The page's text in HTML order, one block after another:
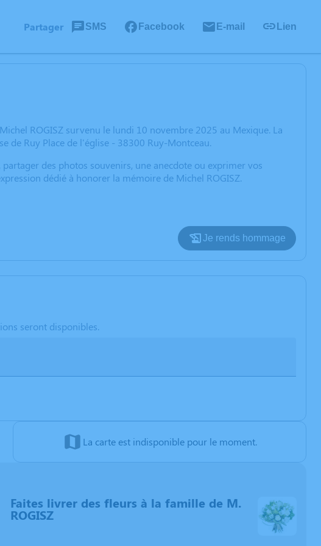
Partager SMS Facebook E-mail Lien
ROGISZ survenu le lundi 10 novembre 2025 au Mexique. La
de Ruy Place de l'église - 38300 Ruy-Montceau.
des photos souvenirs, une anecdote ou exprimer vos
dédié à honorer la mémoire de Michel ROGISZ.
Je rends hommage
seront disponibles.
La carte est indisponible pour le moment.
Faites livrer des fleurs à la famille de M.
ROGISZ